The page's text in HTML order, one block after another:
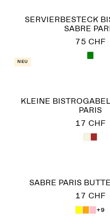
SERVIERBESTECK
SABRE
75 CHF
Neu
KLEINE
PARIS
17 CHF
SABRE PARIS
17 CHF
+9